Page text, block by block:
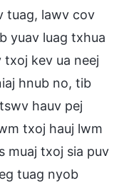
tuag, lawv cov
yuav luag txhua
kev ua neej
hnub no, tib
hauv pej
txoj hauj lwm
muaj txoj sia puv
tuag nyob